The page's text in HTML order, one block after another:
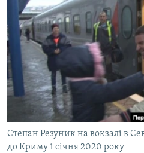
ВСЕ ЗА ДЕНЬ
СПЕЦПРОЕКТИ
ДЕПОРТАЦІЯ
ВІДЕОУРОКИ «ELIFBE»
СВІДЧЕННЯ ОКУПАЦІЇ
УКРАЇНСЬКА ПРОБЛЕМА КРИМУ
ІНФОГРАФІКА
ЯК ОБІЙТИ БЛОКУВАННЯ
Русский
Qırımtatar
ДОЛУЧАЙСЯ!
Степан Резуник на вокзалі в
до Криму 1 січня 2020 року